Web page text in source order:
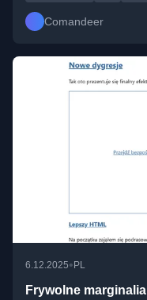
Comandeer
6.12.2025•PL
Frywolne marginalia